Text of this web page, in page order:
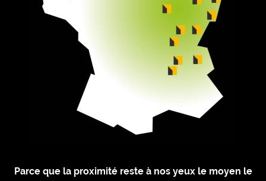
Parce que la proximité reste à nos yeux le moyen le